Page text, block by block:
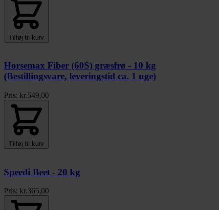
Tilføj til kurv
Horsemax Fiber (60S) græsfrø - 10 kg
(Bestillingsvare, leveringstid ca. 1 uge)
Pris: kr.549,00
Tilføj til kurv
Speedi Beet - 20 kg
Pris: kr.365,00